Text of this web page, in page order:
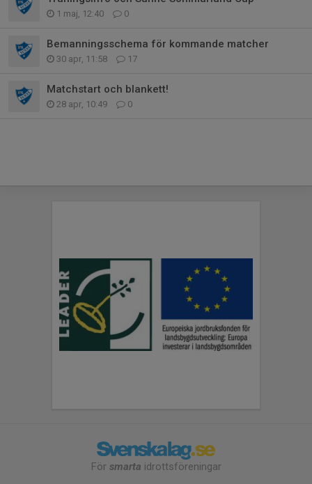
1 maj, 12:40 0
Bemanningsschema för kommande matcher
30 apr, 11:58 17
Matchstart och blankett!
28 apr, 10:49 0
För smarta idrottsföreningar